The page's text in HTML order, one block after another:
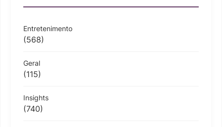
Entretenimento
(568)
Geral
(115)
Insights
(740)